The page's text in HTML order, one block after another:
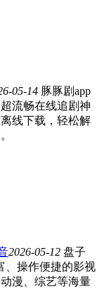
05-14 豚豚剧app
流畅在线追剧神
线下载，轻松解
2026-05-12 盘子
、操作便捷的影视
漫、综艺等海量